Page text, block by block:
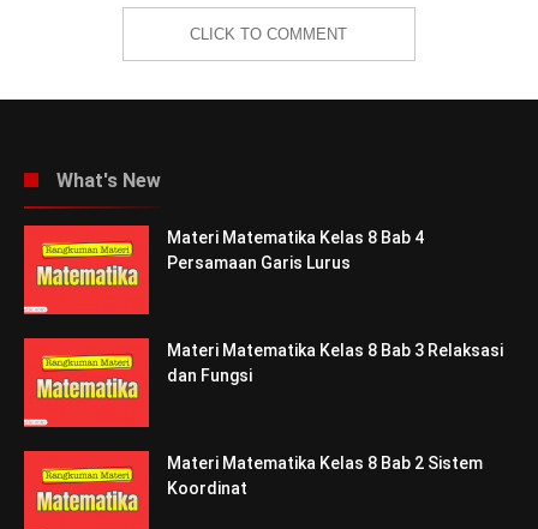
CLICK TO COMMENT
What's New
Materi Matematika Kelas 8 Bab 4
Persamaan Garis Lurus
Materi Matematika Kelas 8 Bab 3 Relaksasi
dan Fungsi
Materi Matematika Kelas 8 Bab 2 Sistem
Koordinat